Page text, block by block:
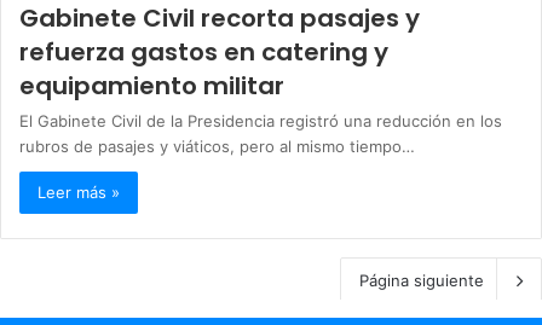
Gabinete Civil recorta pasajes y
refuerza gastos en catering y
equipamiento militar
El Gabinete Civil de la Presidencia registró una reducción en los
rubros de pasajes y viáticos, pero al mismo tiempo…
Leer más »
Página siguiente